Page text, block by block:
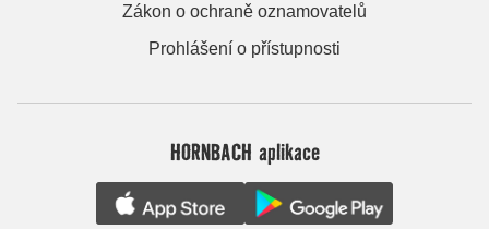
Zákon o ochraně oznamovatelů
Prohlášení o přístupnosti
HORNBACH aplikace